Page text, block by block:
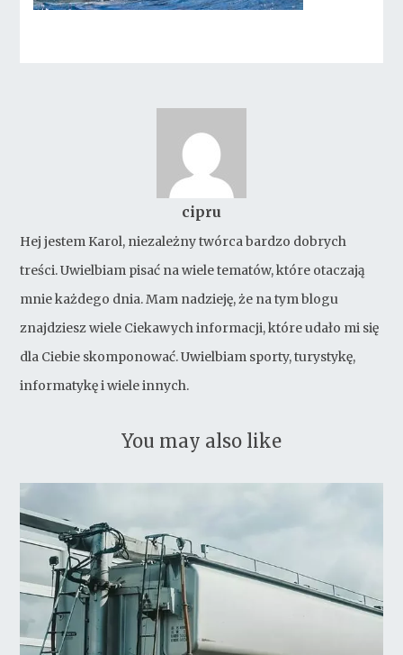
cipru
Hej jestem Karol, niezależny twórca bardzo dobrych
treści. Uwielbiam pisać na wiele tematów, które otaczają
mnie każdego dnia. Mam nadzieję, że na tym blogu
znajdziesz wiele Ciekawych informacji, które udało mi się
dla Ciebie skomponować. Uwielbiam sporty, turystykę,
informatykę i wiele innych.
You may also like